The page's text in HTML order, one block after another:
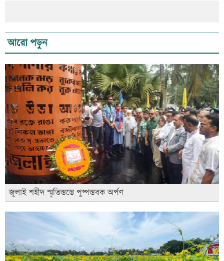
আরো পড়ুন
জুলাই শহীদ স্মৃতিস্তম্ভে পুষ্পস্তবক অর্পণ